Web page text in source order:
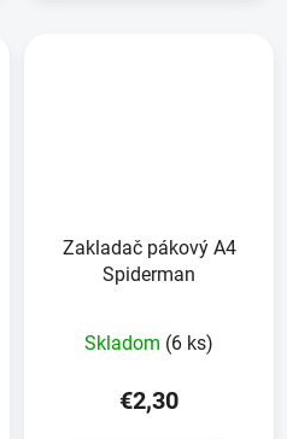
Zakladač pákový A4
Spiderman
Skladom (6 ks)
€2,30